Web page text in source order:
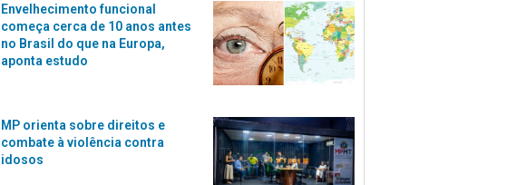
Envelhecimento funcional
começa cerca de 10 anos antes
no Brasil do que na Europa,
aponta estudo
MP orienta sobre direitos e
combate à violência contra
idosos